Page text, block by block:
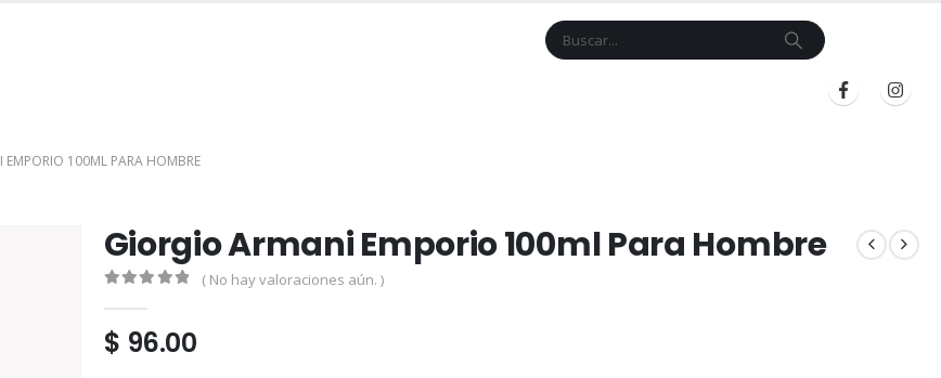
EMPORIO 100ML PARA HOMBRE
Giorgio Armani Emporio 100ml Para Hombre
( No hay valoraciones aún. )
$ 96.00